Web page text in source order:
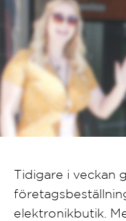
Tidigare i veckan
elektronikbutik.